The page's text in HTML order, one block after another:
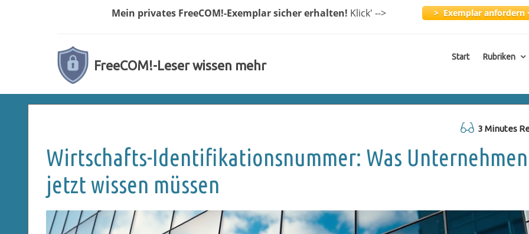
Mein privates FreeCOM!-Exemplarsicher erhalten! Klick' --> > Exemplar anfordern
FreeCOM!-Leser wissen mehr
Start Rubriken
3 Minutes
Wirtschafts-Identifikationsnummer: Was Unternehmen
jetzt wissen müssen